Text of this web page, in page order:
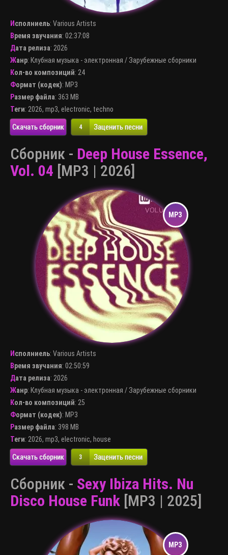
Исполниель: Various Artists
Время звучания: 02:37:08
Дата релиза: 2026
Жанр: Клубная музыка - электронная / Зарубежные сборники
Кол-во композиций: 24
Формат (кодек): MP3
Размер файла: 363 MB
Теги: 2026, mp3, electronic, techno
Скачать сборник 4 Заценить песни
Сборник - Deep House Essence,
Vol. 04 [MP3 | 2026]
Исполниель: Various Artists
Время звучания: 02:50:59
Дата релиза: 2026
Жанр: Клубная музыка - электронная / Зарубежные сборники
Кол-во композиций: 25
Формат (кодек): MP3
Размер файла: 398 MB
Теги: 2026, mp3, electronic, house
Скачать сборник 3 Заценить песни
Сборник - Sexy Ibiza Hits. Nu
Disco House Funk [MP3 | 2025]